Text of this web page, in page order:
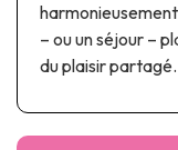
Patrimoine
Produits de terroir
– ou un séjour –
du plaisir partagé.